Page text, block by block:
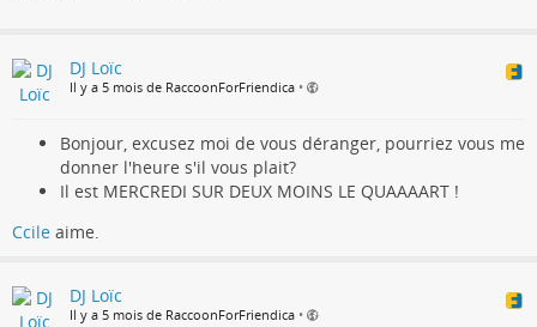
DJ Loïc
Il y a 5 mois de RaccoonForFriendica •
Bonjour, excusez moi de vous déranger, pourriez vous me
donner l'heure s'il vous plait?
Il est MERCREDI SUR DEUX MOINS LE QUAAAART !
Ccile aime.
DJ Loïc
Il y a 5 mois de RaccoonForFriendica •